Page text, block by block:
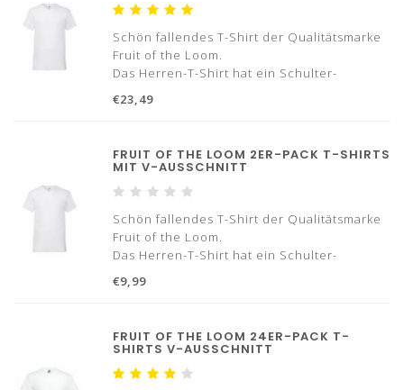
Schön fallendes T-Shirt der Qualitätsmarke
Fruit of the Loom.
Das Herren-T-Shirt hat ein Schulter-
100% Baumwolle.
Typ Halsausschnitt: V-Ausschnitt
Mit Verstärkungsband von Schulter
€23,49
FRUIT OF THE LOOM 2ER-PACK T-SHIRTS
MIT V-AUSSCHNITT
Schön fallendes T-Shirt der Qualitätsmarke
Fruit of the Loom.
Das Herren-T-Shirt hat ein Schulter-
100% Baumwolle.
Typ Halsausschnitt: V-Ausschnitt
Mit Verstärkungsband von Schulter
€9,99
FRUIT OF THE LOOM 24ER-PACK T-
SHIRTS V-AUSSCHNITT